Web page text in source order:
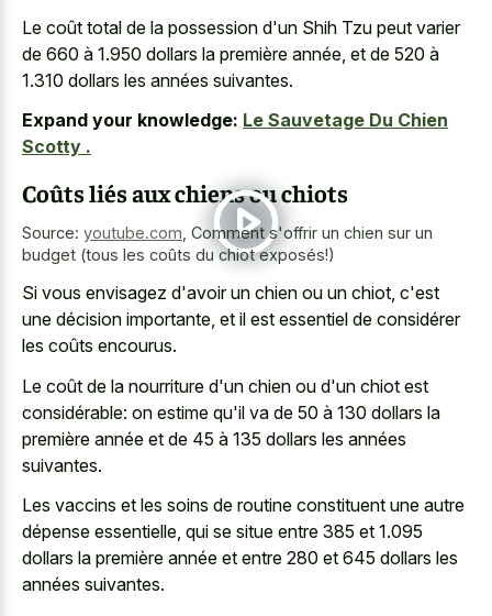
Le coût total de la possession d'un Shih Tzu peut varier
de 660 à 1.950 dollars la première année, et de 520 à
1.310 dollars les années suivantes.
Expand your knowledge: Le Sauvetage Du Chien
Scotty .
Coûts liés aux chiens ou chiots
Source: youtube.com Comment s'offrir un chien sur un
budget (tous les coûts du chiot exposés!)
Si vous envisagez d'avoir un chien ou un chiot, c'est
une décision importante, et il est essentiel de considérer
les coûts encourus.
Le coût de la nourriture d'un chien ou d'un chiot est
considérable: on estime qu'il va de 50 à 130 dollars la
première année et de 45 à 135 dollars les années
suivantes.
Les vaccins et les soins de routine constituent une autre
dépense essentielle, qui se situe entre 385 et 1.095
dollars la première année et entre 280 et 645 dollars les
années suivantes.